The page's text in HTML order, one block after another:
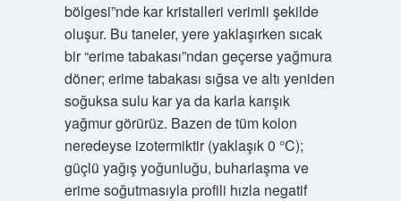
bölgesi”nde kar kristalleri verimli şekilde
oluşur. Bu taneler, yere yaklaşırken sıcak
bir “erime tabakası”ndan geçerse yağmura
döner; erime tabakası sığsa ve altı yeniden
soğuksa sulu kar ya da karla karışık
yağmur görürüz. Bazen de tüm kolon
neredeyse izotermiktir (yaklaşık 0 °C);
güçlü yağış yoğunluğu, buharlaşma ve
erime soğutmasıyla profili hızla negatif